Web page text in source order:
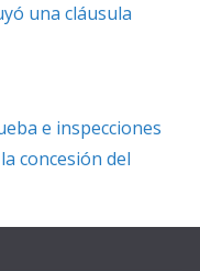
una cláusula
e inspecciones
concesión del